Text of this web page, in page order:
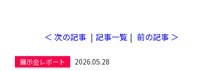
工場検索
＜ 次の記事 | 記事一覧 | 前の記事 ＞
展示会レポート 2026.05.28